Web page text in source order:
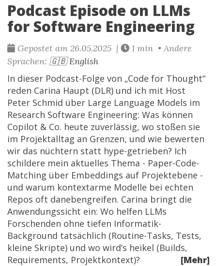
Podcast Episode on LLMs
for Software Engineering
Gepostet am 26.05.2025 |
1 min • Andere
Sprachen: 🇬🇧 English
In dieser Podcast-Folge von „Code for Thought“
reden Carina Haupt (DLR) und ich mit Host
Peter Schmid über Large Language Models im
Research Software Engineering: Was können
Copilot & Co. heute zuverlässig, wo stoßen sie
im Projektalltag an Grenzen, und wie bewerten
wir das nüchtern statt hype-getrieben? Ich
schildere mein aktuelles Thema - Paper-Code-
Matching über Embeddings auf Projektebene -
und warum kontextarme Modelle bei echten
Repos oft danebengreifen. Carina bringt die
Anwendungssicht ein: Wo helfen LLMs
Forschenden ohne tiefen Informatik-
Background tatsächlich (Routine-Tasks, Tests,
kleine Skripte) und wo wird’s heikel (Builds,
Requirements, Projektkontext)?
[Mehr]